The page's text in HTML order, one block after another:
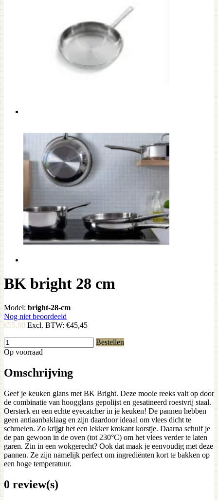
BK bright 28 cm
Model: bright-28-cm
Nog niet beoordeeld
€55,00 Excl. BTW: €45,45
Bestellen
Op voorraad
Omschrijving
Geef je keuken glans met BK Bright. Deze mooie reeks valt op door
de combinatie van hoogglans gepolijst en gesatineerd roestvrij staal.
Oersterk en een echte eyecatcher in je keuken! De pannen hebben
geen antiaanbaklaag en zijn daardoor ideaal om vlees dicht te
schroeien. Zo krijgt het een lekker krokant korstje. Daarna schuif je
de pan gewoon in de oven (tot 230°C) om het vlees verder te laten
garen. Zin in een wokgerecht? Ook dat maak je eenvoudig met deze
pannen. Ze zijn namelijk perfect om ingrediënten kort te bakken op
een hoge temperatuur.
0 review(s)